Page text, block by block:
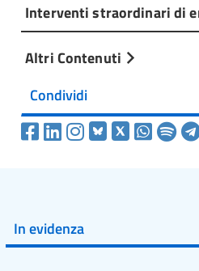
Interventi straordinari di
Altri Contenuti
Condividi
In evidenza